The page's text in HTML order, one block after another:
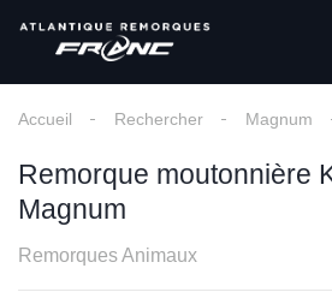
Accueil Rechercher Magnum
Remorque moutonnière
Magnum
Remorques Animaux